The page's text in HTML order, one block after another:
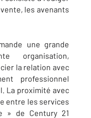
les avenants
une grande
organisation,
la relation avec
professionnel
La proximité avec
entre les services
» de Century 21